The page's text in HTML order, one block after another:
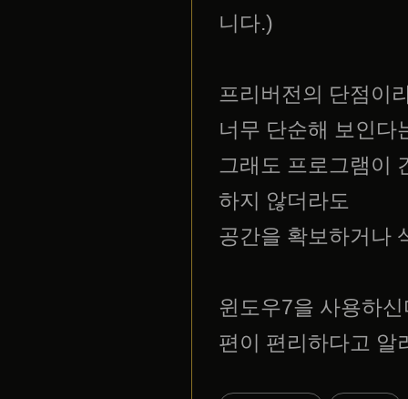
니다.)
프리버전의 단점이
너무 단순해 보인다
그래도 프로그램이
하지 않더라도
공간을 확보하거나
윈도우7을 사용하
편이 편리하다고 알